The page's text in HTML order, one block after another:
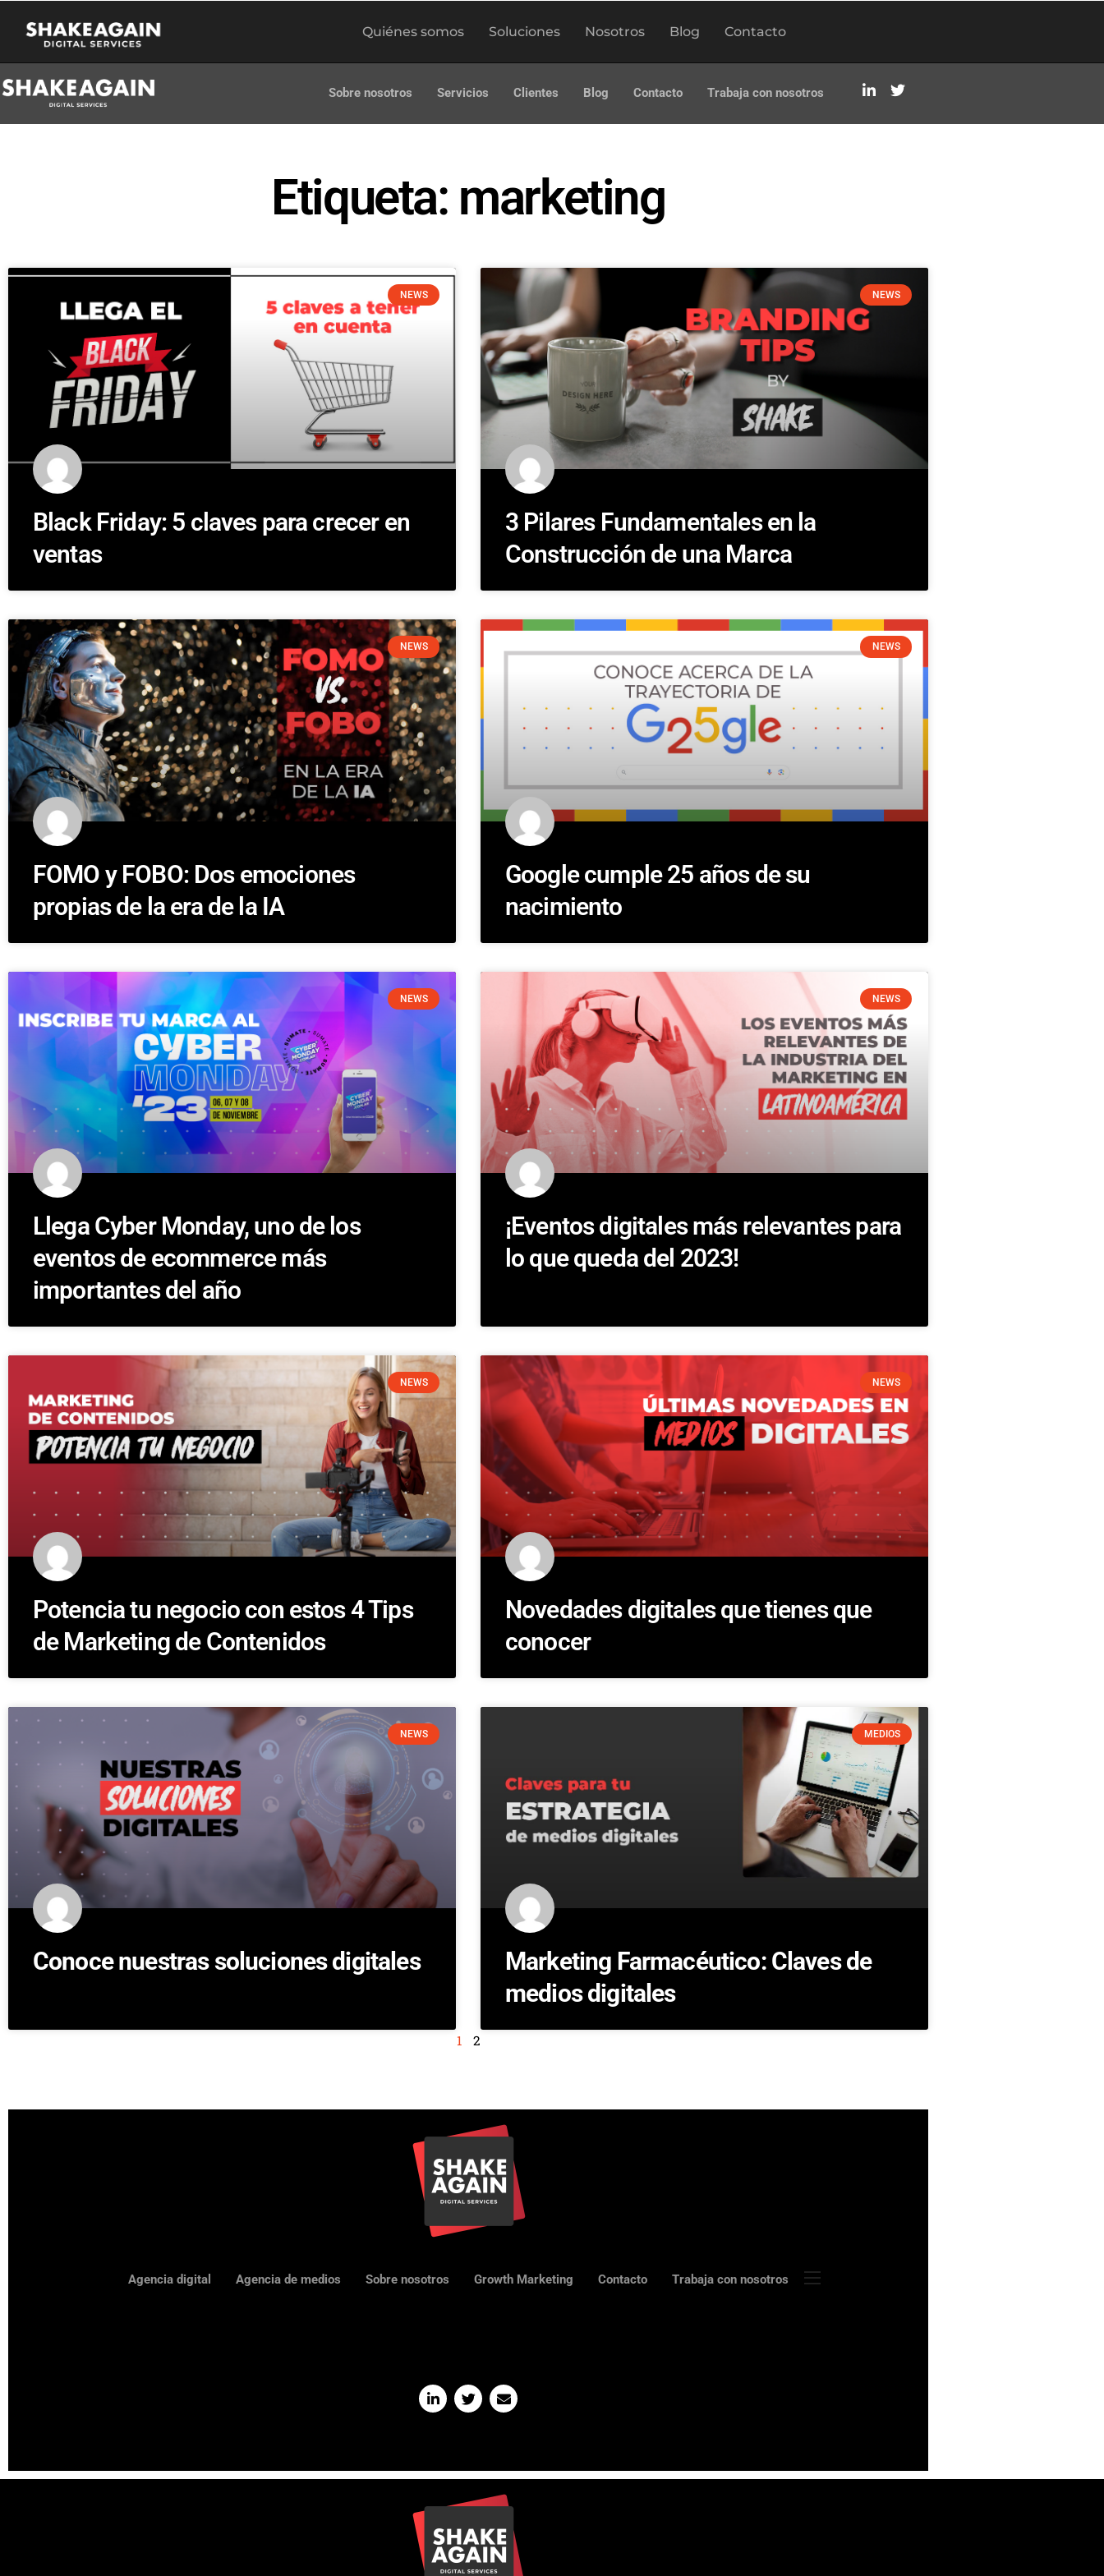
Quiénes somos Soluciones Nosotros Blog Contacto
Sobre nosotros Servicios Clientes Blog Contacto Trabaja con nosotros
Etiqueta: marketing
NEWS
Black Friday: 5 claves para crecer en
ventas
NEWS
3 Pilares Fundamentales en la
Construcción de una Marca
NEWS
FOMO y FOBO: Dos emociones
propias de la era de la IA
NEWS
Google cumple 25 años de su
nacimiento
NEWS
Llega Cyber Monday, uno de los
eventos de ecommerce más
importantes del año
NEWS
¡Eventos digitales más relevantes para
lo que queda del 2023!
NEWS
Potencia tu negocio con estos 4 Tips
de Marketing de Contenidos
NEWS
Novedades digitales que tienes que
conocer
NEWS
Conoce nuestras soluciones digitales
MEDIOS
Marketing Farmacéutico: Claves de
medios digitales
1 2
Agencia digital Agencia de medios Sobre nosotros Growth Marketing Contacto Trabaja con nosotros